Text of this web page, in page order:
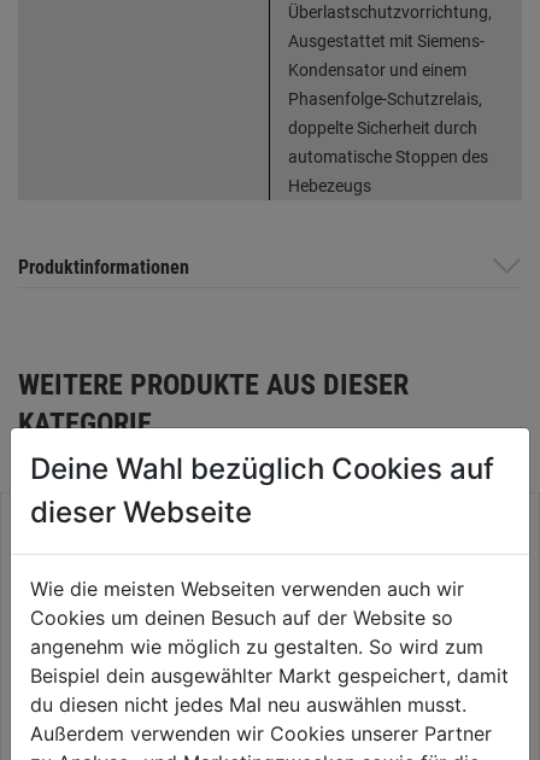
Überlastschutzvorrichtung,
Ausgestattet mit Siemens-
Kondensator und einem
Phasenfolge-Schutzrelais,
doppelte Sicherheit durch
automatische Stoppen des
Hebezeugs
Produktinformationen
WEITERE PRODUKTE AUS DIESER
KATEGORIE
Deine Wahl bezüglich Cookies auf
dieser Webseite
Wie die meisten Webseiten verwenden auch wir
Cookies um deinen Besuch auf der Website so
angenehm wie möglich zu gestalten. So wird zum
Beispiel dein ausgewählter Markt gespeichert, damit
du diesen nicht jedes Mal neu auswählen musst.
Außerdem verwenden wir Cookies unserer Partner